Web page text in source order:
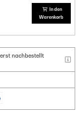
In den
Warenkorb
nachbestellt